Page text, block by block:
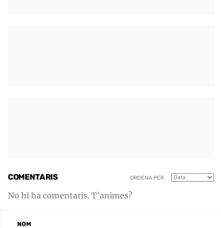
COMENTARIS ORDENA PER
No hi ha comentaris. T'animes?
NOM